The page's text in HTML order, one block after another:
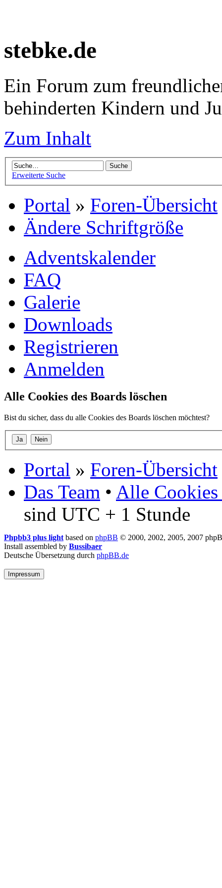
stebke.de
Ein Forum zum
behinderten Kindern und
Zum Inhalt
Erweiterte Suche
Portal » Foren-Übersicht
Ändere Schriftgröße
Adventskalender
FAQ
Galerie
Downloads
Registrieren
Anmelden
Alle Cookies des Boards löschen
Bist du sicher, dass du alle Cookies des Boards löschen möchtest?
Portal » Foren-Übersicht
Das Team • Alle Cookies
sind UTC + 1 Stunde
Phpbb3 plus light based on phpBB © 2000, 2002, 2005, 2007
Install assembled by Bussibaer
Deutsche Übersetzung durch phpBB.de